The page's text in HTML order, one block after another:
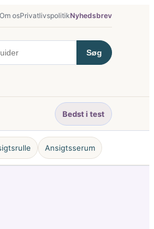
Om osPrivatlivspolitikNyhedsbrev
Søg
Bedst i test
Ansigtsserum